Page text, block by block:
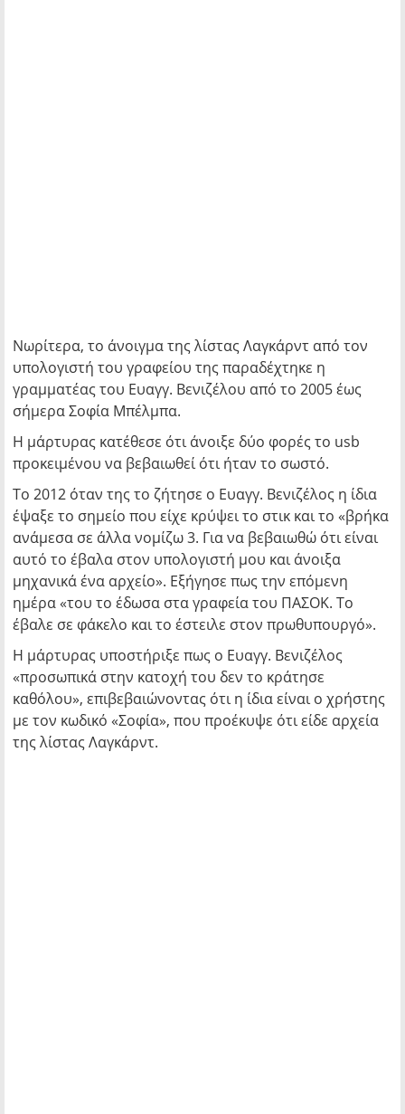
Νωρίτερα, το άνοιγμα της λίστας Λαγκάρντ από τον
υπολογιστή του γραφείου της παραδέχτηκε η
γραμματέας του Ευαγγ. Βενιζέλου από το 2005 έως
σήμερα Σοφία Μπέλμπα.
Η μάρτυρας κατέθεσε ότι άνοιξε δύο φορές το usb
προκειμένου να βεβαιωθεί ότι ήταν το σωστό.
Το 2012 όταν της το ζήτησε ο Ευαγγ. Βενιζέλος η ίδια
έψαξε το σημείο που είχε κρύψει το στικ και το «βρήκα
ανάμεσα σε άλλα νομίζω 3. Για να βεβαιωθώ ότι είναι
αυτό το έβαλα στον υπολογιστή μου και άνοιξα
μηχανικά ένα αρχείο». Εξήγησε πως την επόμενη
ημέρα «του το έδωσα στα γραφεία του ΠΑΣΟΚ. Το
έβαλε σε φάκελο και το έστειλε στον πρωθυπουργό».
Η μάρτυρας υποστήριξε πως ο Ευαγγ. Βενιζέλος
«προσωπικά στην κατοχή του δεν το κράτησε
καθόλου», επιβεβαιώνοντας ότι η ίδια είναι ο χρήστης
με τον κωδικό «Σοφία», που προέκυψε ότι είδε αρχεία
της λίστας Λαγκάρντ.